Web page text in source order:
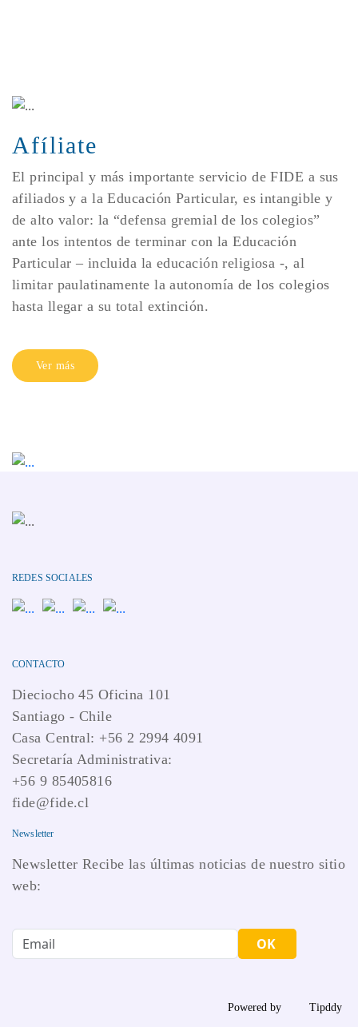
Afíliate
El principal y más importante servicio de FIDE a sus
afiliados y a la Educación Particular, es intangible y
de alto valor: la “defensa gremial de los colegios”
ante los intentos de terminar con la Educación
Particular – incluida la educación religiosa -, al
limitar paulatinamente la autonomía de los colegios
hasta llegar a su total extinción.
Ver más
REDES SOCIALES
CONTACTO
Dieciocho 45 Oficina 101
Santiago - Chile
Casa Central: +56 2 2994 4091
Secretaría Administrativa:
+56 9 85405816
fide@fide.cl
Newsletter
Newsletter Recibe las últimas noticias de nuestro sitio
web:
OK
Powered by Tipddy